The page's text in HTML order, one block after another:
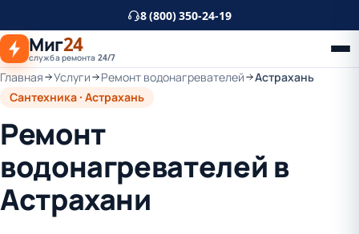
основному
контенту
8 (800) 350-24-19
Миг24
служба ремонта 24/7
Главная Услуги Ремонт водонагревателей
Астрахань
Сантехника · Астрахань
Ремонт
водонагревателей в
Астрахани